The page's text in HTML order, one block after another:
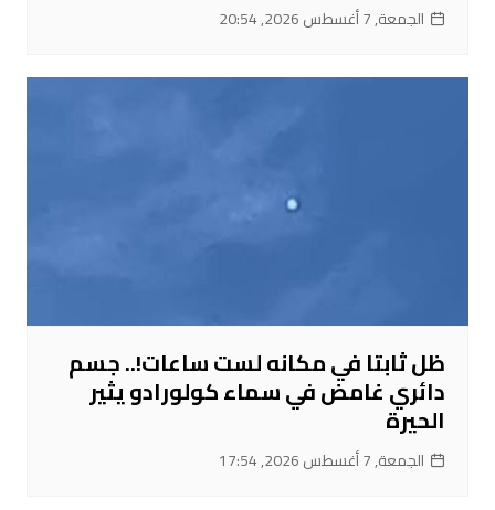
الجمعة, 7 أغسطس 2026, 20:54
ظل ثابتا في مكانه لست ساعات!.. جسم
دائري غامض في سماء كولورادو يثير
الحيرة
الجمعة, 7 أغسطس 2026, 17:54